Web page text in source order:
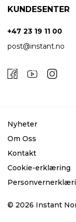
KUNDESENTER
+47 23 19 11 00
post@instant.no
Nyheter
Om Oss
Kontakt
Cookie-erklæring
© 2026 Instant